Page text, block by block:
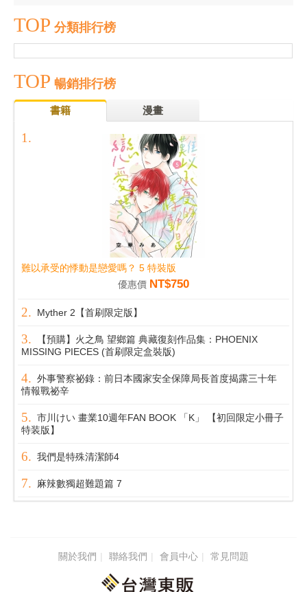
TOP 分類排行榜
TOP 暢銷排行榜
書籍 漫畫
難以承受的悸動是戀愛嗎？ 5 特裝版
優惠價 NT$750
Myther 2【首刷限定版】
【預購】火之鳥 望鄉篇 典藏復刻作品集：PHOENIX
MISSING PIECES (首刷限定盒裝版)
外事警察祕錄：前日本國家安全保障局長首度揭露三十年
情報戰祕辛
市川けい 畫業10週年FAN BOOK 「K」 【初回限定小冊子
特装版】
我們是特殊清潔師4
麻辣數獨超難題篇 7
關於我們 聯絡我們 會員中心 常見問題